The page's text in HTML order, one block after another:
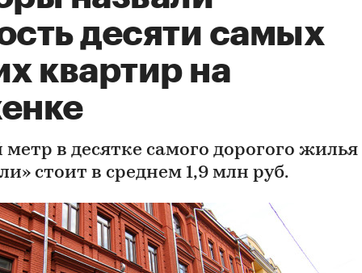
десяти самых
квартир на
в десятке самого дорогого жилья
стоит в среднем 1,9 млн руб.